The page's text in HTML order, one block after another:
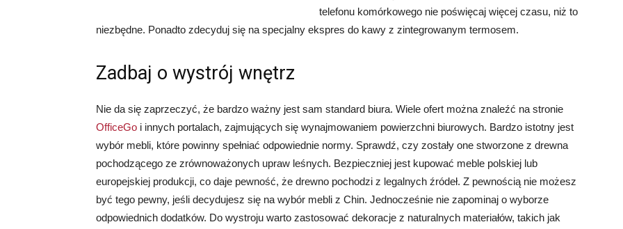
telefonu komórkowego nie poświęcaj więcej czasu, niż to
niezbędne. Ponadto zdecyduj się na specjalny ekspres do kawy z zintegrowanym termosem.
Zadbaj o wystrój wnętrz
Nie da się zaprzeczyć, że bardzo ważny jest sam standard biura. Wiele ofert można znaleźć na stronie
OfficeGo i innych portalach, zajmujących się wynajmowaniem powierzchni biurowych. Bardzo istotny jest
wybór mebli, które powinny spełniać odpowiednie normy. Sprawdź, czy zostały one stworzone z drewna
pochodzącego ze zrównoważonych upraw leśnych. Bezpieczniej jest kupować meble polskiej lub
europejskiej produkcji, co daje pewność, że drewno pochodzi z legalnych źródeł. Z pewnością nie możesz
być tego pewny, jeśli decydujesz się na wybór mebli z Chin. Jednocześnie nie zapominaj o wyborze
odpowiednich dodatków. Do wystroju warto zastosować dekoracje z naturalnych materiałów, takich jak